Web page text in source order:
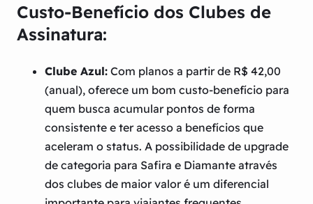
Custo-Benefício dos Clubes de
Assinatura:
Clube Azul: Com planos a partir de R$ 42,00
(anual), oferece um bom custo-benefício para
quem busca acumular pontos de forma
consistente e ter acesso a benefícios que
aceleram o status. A possibilidade de upgrade
de categoria para Safira e Diamante através
dos clubes de maior valor é um diferencial